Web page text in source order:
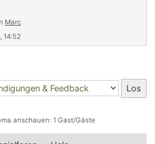
Marc
14:52
anschauen: 1 Gast/Gäste